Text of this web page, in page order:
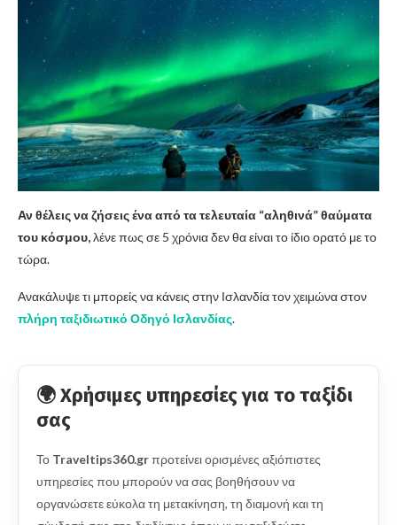
Αν θέλεις να ζήσεις ένα από τα τελευταία “αληθινά” θαύματα
του κόσμου,λένε πως σε 5 χρόνια δεν θα είναι το ίδιο ορατό με το
τώρα.
Ανακάλυψε τι μπορείς να κάνεις στην Ισλανδία τον χειμώνα στον
πλήρη ταξιδιωτικό Οδηγό Ισλανδίας.
🌍 Χρήσιμες υπηρεσίες για το ταξίδι
σας
Το Traveltips360.grπροτείνει ορισμένες αξιόπιστες
υπηρεσίες που μπορούν να σας βοηθήσουν να
οργανώσετε εύκολα τη μετακίνηση, τη διαμονή και τη